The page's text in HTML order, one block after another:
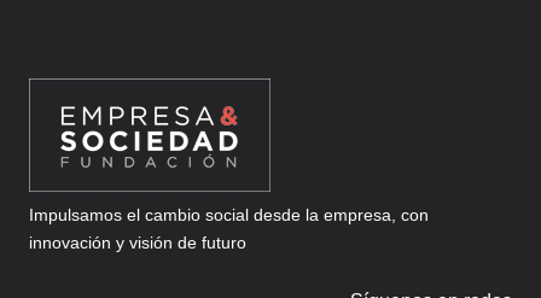
Impulsamos el cambio social desde la empresa, con
innovación y visión de futuro